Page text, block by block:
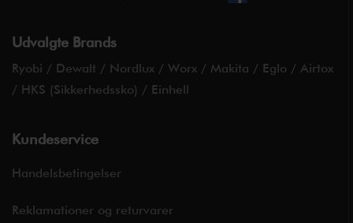
Udvalgte Brands
Ryobi / Dewalt / Nordlux / Worx / Makita / Eglo / Airtox
/ HKS (Sikkerhedssko) / Einhell
Kundeservice
Handelsbetingelser
Reklamationer og returvarer